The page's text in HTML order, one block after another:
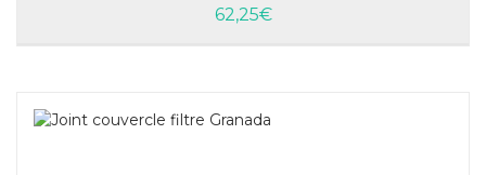
62,25€
AJOUTER AU PANIER